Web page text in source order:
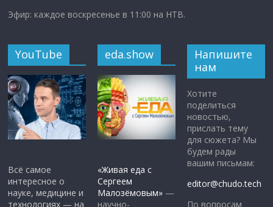
Эфир: каждое воскресенье в 11:00 на НТВ.
YouTube
Всё самое
интересное о
науке, медицине и
технологиях — на
eda.show
«Живая еда с
Сергеем
Малозёмовым» —
научно-
Напишите
нам
Хотите
поделиться
новостью,
прислать тему
для сюжета? Мы
будем рады
вашим письмам:
editor@chudo.tech
По вопросам